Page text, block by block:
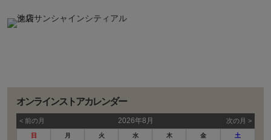
オンラインストアカレンダー
< 前の⽉ 2026年8月 次の⽉ >
日 月 火 水 木 金
土